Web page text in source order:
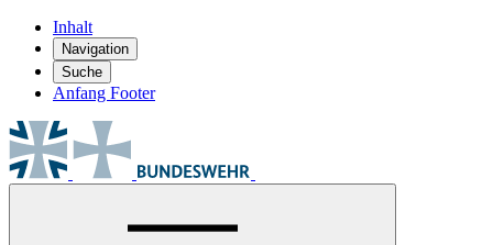
Inhalt
Navigation
Suche
Anfang Footer